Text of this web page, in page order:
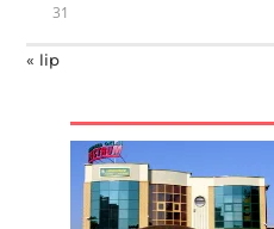
31
« lip